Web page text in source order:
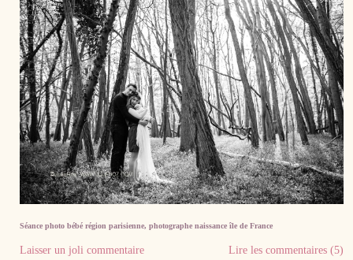
Séance photo bébé région parisienne, photographe naissance île de France
Lire les commentaires (5)
Laisser un joli commentaire